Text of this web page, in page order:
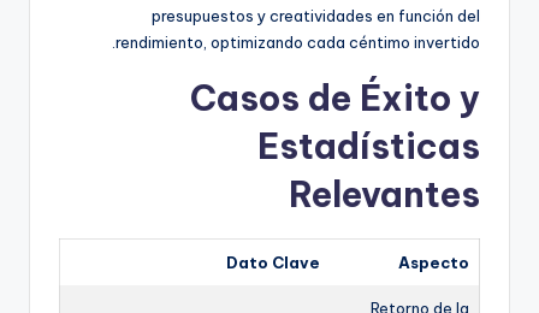
presupuestos y creatividades en función del
rendimiento, optimizando cada céntimo invertido.
Casos de Éxito y
Estadísticas
Relevantes
Aspecto
Dato Clave
Retorno de la